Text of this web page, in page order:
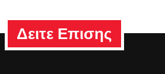
Δειτε Επισης